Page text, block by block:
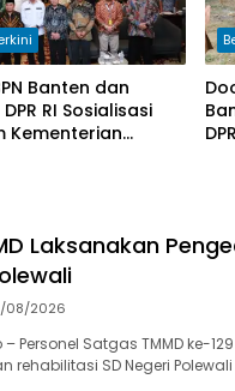
Banten dan
RI Sosialisasi
Kementerian
Laksanakan
08/2026
Personel Satgas TMMD ke-
rehabilitasi SD Negeri